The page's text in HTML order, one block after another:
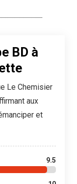
BD à
Le Chemisier
aux
et
9.5